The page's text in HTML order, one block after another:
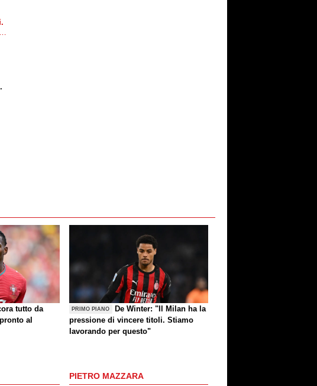
tutto da
al
PRIMO PIANO
De Winter: "Il Milan ha la
pressione di vincere titoli. Stiamo
lavorando per questo"
PIETRO MAZZARA